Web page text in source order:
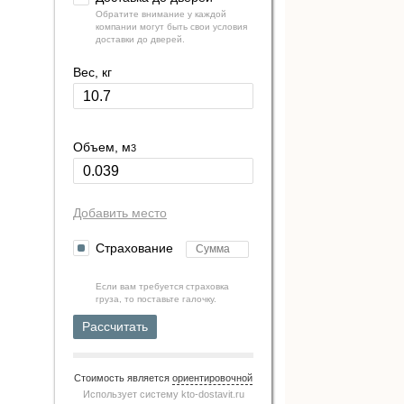
Обратите внимание у каждой
компании могут быть свои условия
доставки до дверей.
Вес, кг
Объем, м3
Добавить место
Страхование
Если вам требуется страховка
груза, то поставьте галочку.
Рассчитать
Стоимость является ориентировочной
Использует систему kto-dostavit.ru